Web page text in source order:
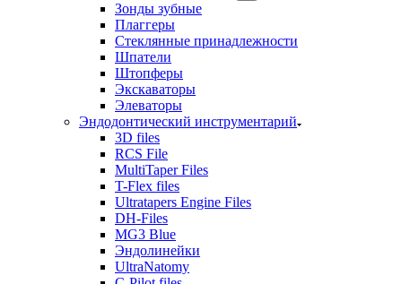
Зонды зубные
Плаггеры
Стеклянные принадлежности
Шпатели
Штопферы
Экскаваторы
Элеваторы
Эндодонтический инструментарий
3D files
RCS File
MultiTaper Files
T-Flex files
Ultratapers Engine Files
DH-Files
MG3 Blue
Эндолинейки
UltraNatomy